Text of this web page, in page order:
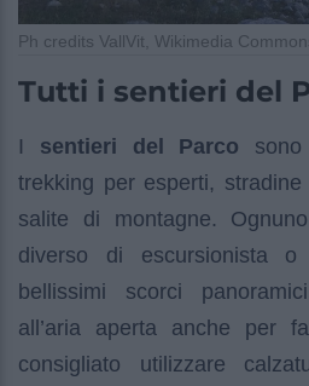
Ph credits VallVit, Wikimedia
Tutti i sentieri del
I sentieri del Parco
trekking per esperti,
salite di montagne.
diverso di escursionista o
bellissimi scorci
all’aria aperta anche per
consigliato utilizzare